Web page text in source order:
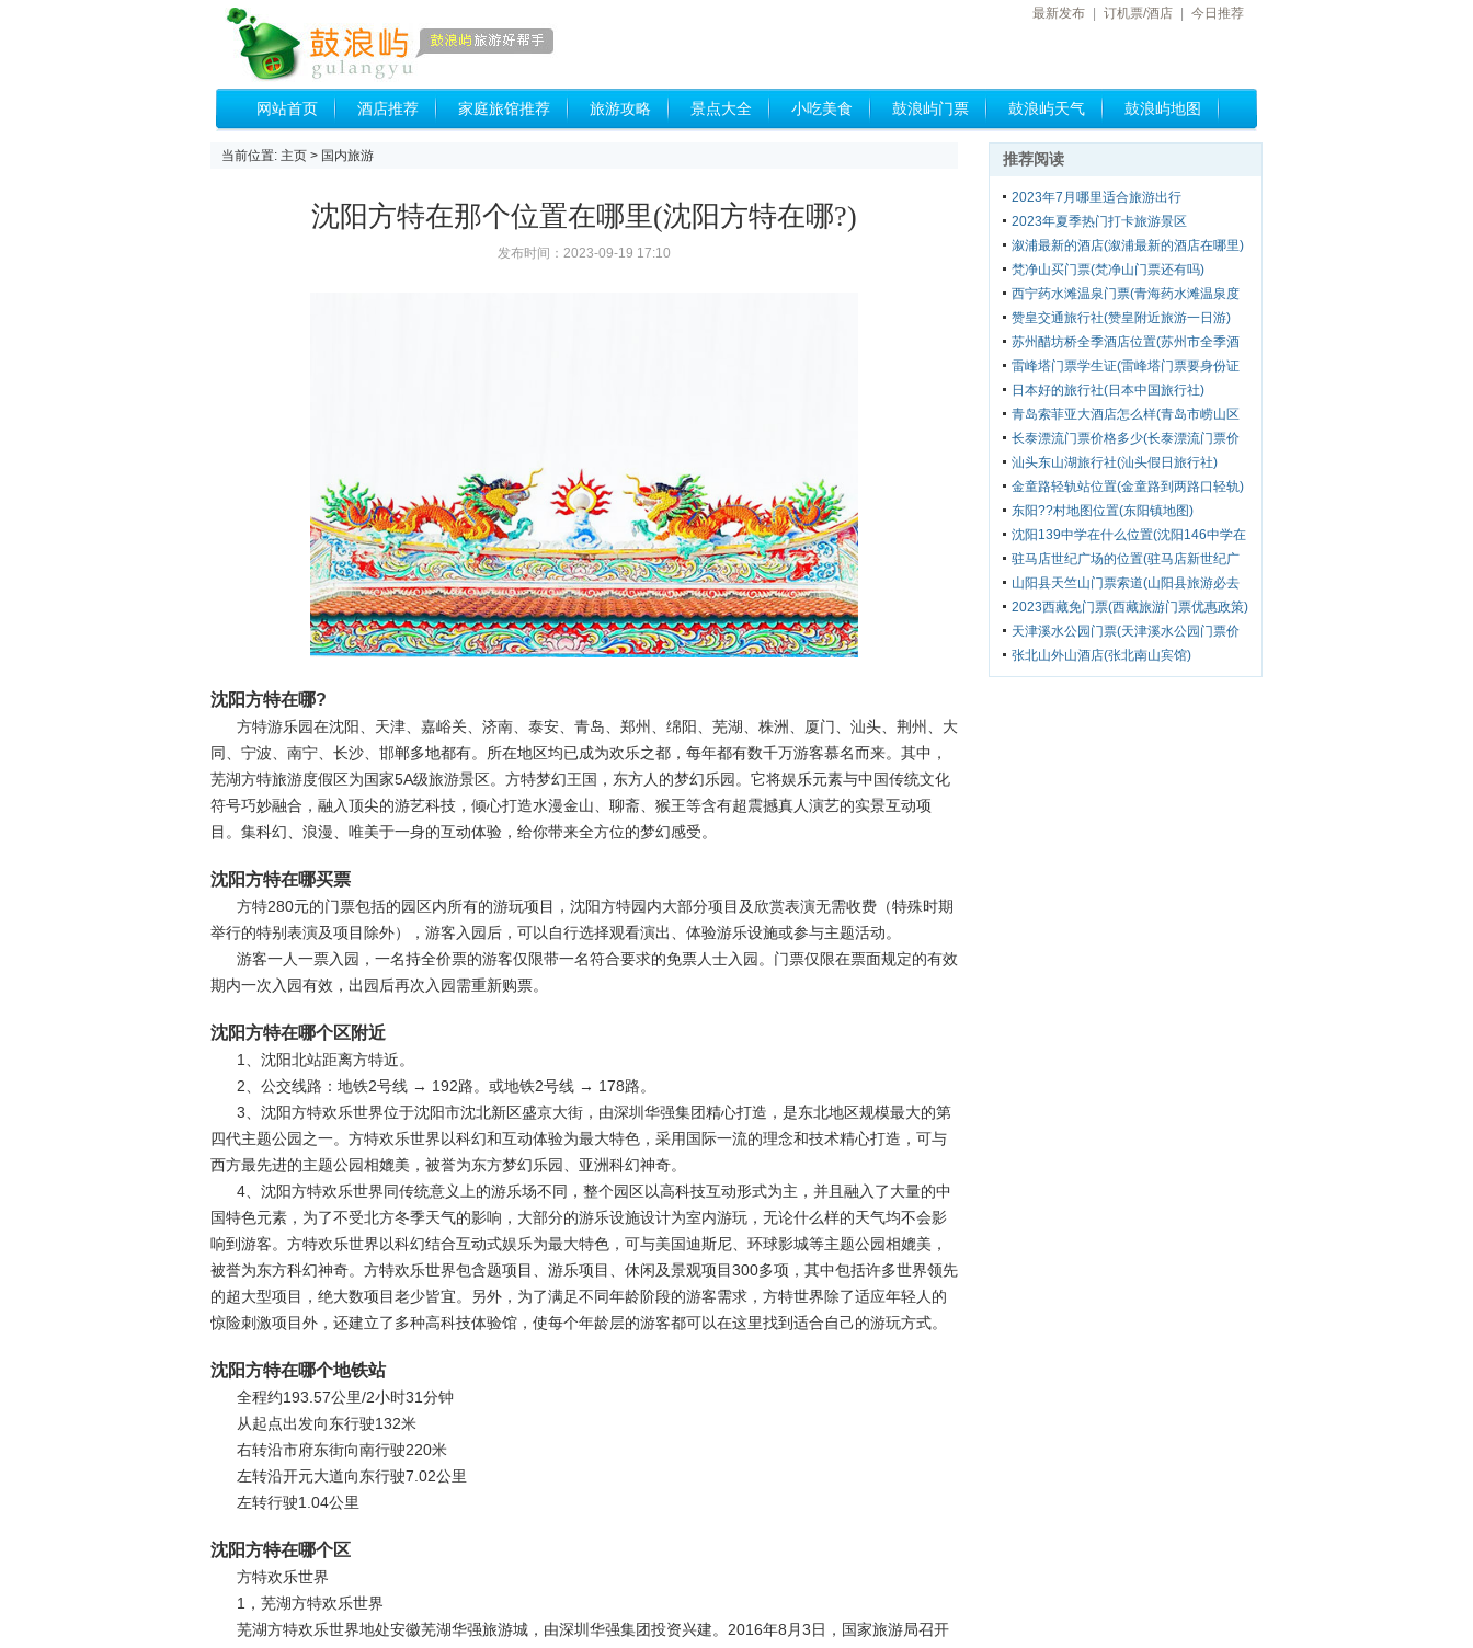
最新发布 订机票/酒店 今日推荐
网站首页 酒店推荐 家庭旅馆推荐 旅游攻略 景点大全 小吃美食 鼓浪屿门票 鼓浪屿天气 鼓浪屿地图
当前位置: 主页 > 国内旅游
沈阳方特在那个位置在哪里(沈阳方特在哪?)
发布时间：2023-09-19 17:10
沈阳方特在哪?
方特游乐园在沈阳、天津、嘉峪关、济南、泰安、青岛、郑州、绵阳、芜湖、株洲、厦门、汕头、荆州、大
同、宁波、南宁、长沙、邯郸多地都有。所在地区均已成为欢乐之都，每年都有数千万游客慕名而来。其中，
芜湖方特旅游度假区为国家5A级旅游景区。方特梦幻王国，东方人的梦幻乐园。它将娱乐元素与中国传统文化
符号巧妙融合，融入顶尖的游艺科技，倾心打造水漫金山、聊斋、猴王等含有超震撼真人演艺的实景互动项
目。集科幻、浪漫、唯美于一身的互动体验，给你带来全方位的梦幻感受。
沈阳方特在哪买票
方特280元的门票包括的园区内所有的游玩项目，沈阳方特园内大部分项目及欣赏表演无需收费（特殊时期
举行的特别表演及项目除外），游客入园后，可以自行选择观看演出、体验游乐设施或参与主题活动。
游客一人一票入园，一名持全价票的游客仅限带一名符合要求的免票人士入园。门票仅限在票面规定的有效
期内一次入园有效，出园后再次入园需重新购票。
沈阳方特在哪个区附近
1、沈阳北站距离方特近。
2、公交线路：地铁2号线 → 192路。或地铁2号线 → 178路。
3、沈阳方特欢乐世界位于沈阳市沈北新区盛京大街，由深圳华强集团精心打造，是东北地区规模最大的第
四代主题公园之一。方特欢乐世界以科幻和互动体验为最大特色，采用国际一流的理念和技术精心打造，可与
西方最先进的主题公园相媲美，被誉为东方梦幻乐园、亚洲科幻神奇。
4、沈阳方特欢乐世界同传统意义上的游乐场不同，整个园区以高科技互动形式为主，并且融入了大量的中
国特色元素，为了不受北方冬季天气的影响，大部分的游乐设施设计为室内游玩，无论什么样的天气均不会影
响到游客。方特欢乐世界以科幻结合互动式娱乐为最大特色，可与美国迪斯尼、环球影城等主题公园相媲美，
被誉为东方科幻神奇。方特欢乐世界包含题项目、游乐项目、休闲及景观项目300多项，其中包括许多世界领先
的超大型项目，绝大数项目老少皆宜。另外，为了满足不同年龄阶段的游客需求，方特世界除了适应年轻人的
惊险刺激项目外，还建立了多种高科技体验馆，使每个年龄层的游客都可以在这里找到适合自己的游玩方式。
沈阳方特在哪个地铁站
全程约193.57公里/2小时31分钟
从起点出发向东行驶132米
右转沿市府东街向南行驶220米
左转沿开元大道向东行驶7.02公里
左转行驶1.04公里
沈阳方特在哪个区
方特欢乐世界
1，芜湖方特欢乐世界
芜湖方特欢乐世界地处安徽芜湖华强旅游城，由深圳华强集团投资兴建。2016年8月3日，国家旅游局召开
推荐阅读
2023年7月哪里适合旅游出行
2023年夏季热门打卡旅游景区
溆浦最新的酒店(溆浦最新的酒店在哪里)
梵净山买门票(梵净山门票还有吗)
西宁药水滩温泉门票(青海药水滩温泉度
假小镇)
赞皇交通旅行社(赞皇附近旅游一日游)
苏州醋坊桥全季酒店位置(苏州市全季酒
店有几家)
雷峰塔门票学生证(雷峰塔门票要身份证
吗)
日本好的旅行社(日本中国旅行社)
青岛索菲亚大酒店怎么样(青岛市崂山区
索菲亚大酒店电话)
长泰漂流门票价格多少(长泰漂流门票价
格多少钱)
汕头东山湖旅行社(汕头假日旅行社)
金童路轻轨站位置(金童路到两路口轻轨)
东阳??村地图位置(东阳镇地图)
沈阳139中学在什么位置(沈阳146中学在
哪个位置)
驻马店世纪广场的位置(驻马店新世纪广
场在哪)
山阳县天竺山门票索道(山阳县旅游必去
的景点天竺山)
2023西藏免门票(西藏旅游门票优惠政策)
天津溪水公园门票(天津溪水公园门票价
格)
张北山外山酒店(张北南山宾馆)